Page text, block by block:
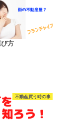
方
不動産買う時の事